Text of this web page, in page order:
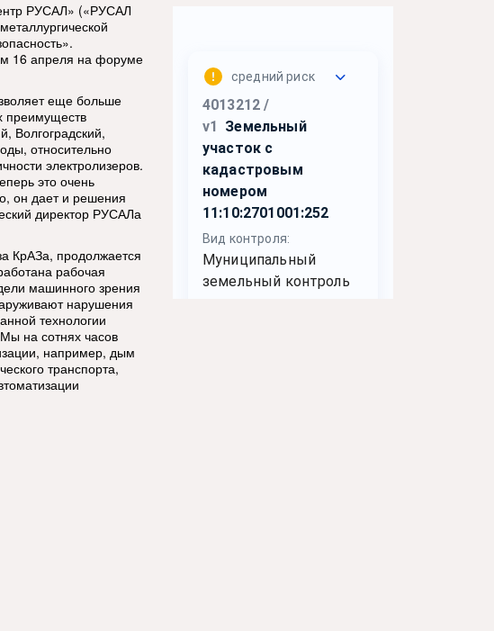
РУСАЛ» («РУСАЛ
16 апреля на форуме
еще больше
преимуществ
Волгоградский,
относительно
электролизеров.
это очень
он дает и решения
директор РУСАЛа
КрАЗа, продолжается
рабочая
машинного зрения
нарушения
технологии
на сотнях часов
например, дым
транспорта,